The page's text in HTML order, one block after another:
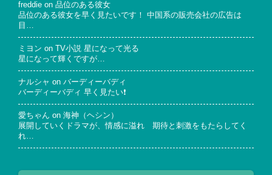
freddie on 品位のある彼女
品位のある彼女を早く見たいです！ 中国系の販売会社の広告は
目…
ミヨン on
TV小説 星になって光る
星になって輝くですが…
ナルシャ on バーディーバディ
バーディーバディ 早く見たい❗
愛ちゃん on 海神（ヘシン）
展開していくドラマが、情感に溢れ 期待と刺激をもたらしてく
れ…